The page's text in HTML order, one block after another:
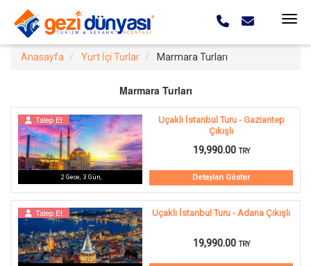
Anasayfa Yurt İçi Turlar Marmara Turları
Marmara Turları
Talep Et
Uçaklı İstanbul Turu - Gaziantep
Çıkışlı
19,990.00TRY
2 Gece, 3 Gün, Detayları Göster
Talep Et Uçaklı İstanbul Turu - Adana Çıkışlı
19,990.00TRY